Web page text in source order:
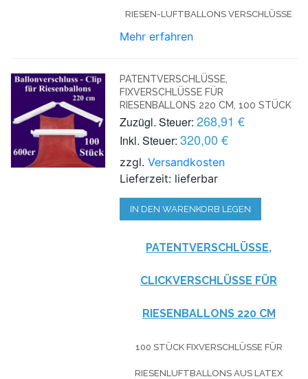
RIESEN-LUFTBALLONS VERSCHLÜSSE
Mehr erfahren
PATENTVERSCHLÜSSE,
FIXVERSCHLÜSSE FÜR
RIESENBALLONS 220 CM, 100 STÜCK
Zuzügl. Steuer: 268,91 €
Inkl. Steuer: 320,00 €
zzgl.Versandkosten
Lieferzeit: lieferbar
IN DEN WARENKORB LEGEN
PATENTVERSCHLÜSSE,
CLICKVERSCHLÜSSE FÜR
RIESENBALLONS 220 CM
100 STÜCK FIXVERSCHLÜSSE FÜR
RIESENLUFTBALLONS AUS LATEX